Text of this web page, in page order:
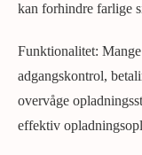
kan forhindre farlige
Funktionalitet:
adgangskontrol,
overvåge
effektiv